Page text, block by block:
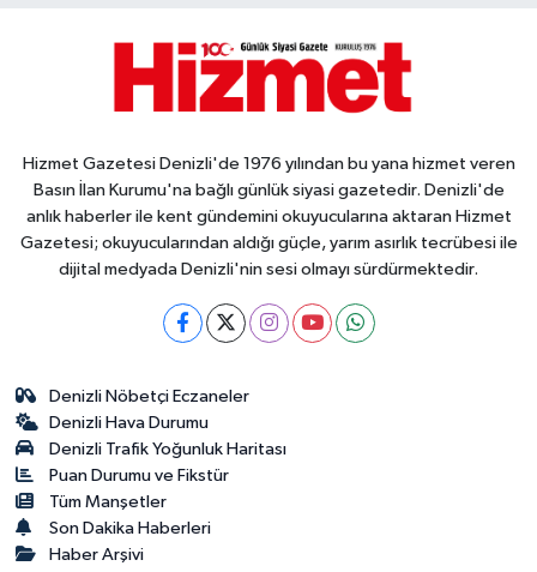
Hizmet Gazetesi Denizli'de 1976 yılından bu yana hizmet veren
Basın İlan Kurumu'na bağlı günlük siyasi gazetedir. Denizli'de
anlık haberler ile kent gündemini okuyucularına aktaran Hizmet
Gazetesi; okuyucularından aldığı güçle, yarım asırlık tecrübesi ile
dijital medyada Denizli'nin sesi olmayı sürdürmektedir.
Denizli Nöbetçi Eczaneler
Denizli Hava Durumu
Denizli Trafik Yoğunluk Haritası
Puan Durumu ve Fikstür
Tüm Manşetler
Son Dakika Haberleri
Haber Arşivi